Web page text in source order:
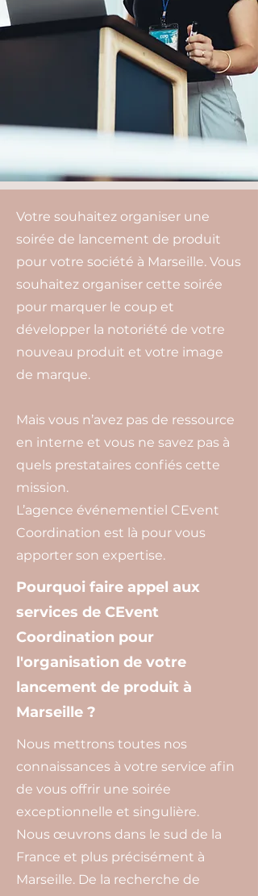
Votre souhaitez organiser une
soirée de lancement de produit
pour votre société à Marseille. Vous
souhaitez organiser cette soirée
pour marquer le coup et
développer la notoriété de votre
nouveau produit et votre image
de marque.
Mais vous n’avez pas de ressource
en interne et vous ne savez pas à
quels prestataires confiés cette
mission.
L’agence événementiel CEvent
Coordination est là pour vous
apporter son expertise.
Pourquoi faire appel aux
services de CEvent
Coordination pour
l'organisation de votre
lancement de produit à
Marseille ?
Nous mettrons toutes nos
connaissances à votre service afin
de vous offrir une soirée
exceptionnelle et singulière.
Nous œuvrons dans le sud de la
France et plus précisément à
Marseille. De la recherche de